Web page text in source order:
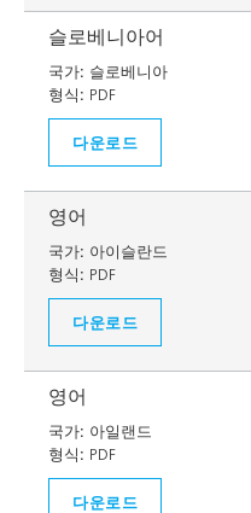
슬로베니아어
국가: 슬로베니아
형식: PDF
다운로드
영어
국가: 아이슬란드
형식: PDF
다운로드
영어
국가: 아일랜드
형식: PDF
다운로드